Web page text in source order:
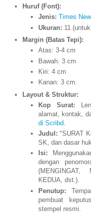
Huruf (Font):
Jenis: Times
Ukuran: 11
Margin (Batas Tepi):
Atas: 3-4 cm
Bawah: 3 cm
Kiri: 4 cm
Kanan: 3 cm.
Layout & Struktur:
Kop Surat:
alamat, kontak,
di Scribd
Judul: "SURAT
SK, dan dasar
Isi:
dengan
(MENGINGAT,
KEDUA, dst.).
Penutup:
pembuat
stempel resmi.